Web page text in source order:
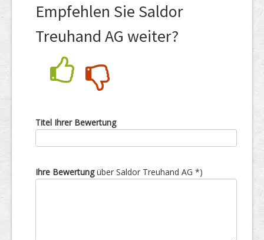
Empfehlen Sie Saldor
Treuhand AG weiter?
Titel Ihrer Bewertung
Ihre Bewertungüber Saldor Treuhand AG *)